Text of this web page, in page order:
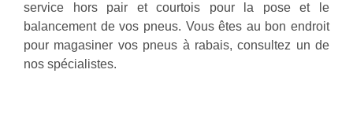
service hors pair et courtois pour la pose et le
balancement de vos pneus. Vous êtes au bon endroit
pour magasiner vos pneus à rabais, consultez un de
nos spécialistes.